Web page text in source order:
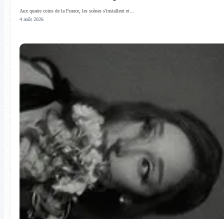
Aux quatre coins de la France, les scènes s'installent et…
4 août 2026